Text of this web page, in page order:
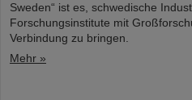
Sweden“ ist es, schwedische
Forschungsinstitute mit
Verbindung zu bringen.
Mehr »